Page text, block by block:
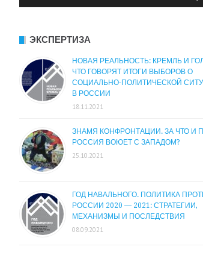
ЭКСПЕРТИЗА
НОВАЯ РЕАЛЬНОСТЬ: КРЕМЛЬ И
ЧТО ГОВОРЯТ ИТОГИ ВЫБОРОВ О
СОЦИАЛЬНО-ПОЛИТИЧЕСКОЙ
В РОССИИ
18.11.2021
ЗНАМЯ КОНФРОНТАЦИИ. ЗА ЧТО И
РОССИЯ ВОЮЕТ С ЗАПАДОМ?
25.10.2021
ГОД НАВАЛЬНОГО. ПОЛИТИКА
РОССИИ 2020 — 2021: СТРАТЕГИИ,
МЕХАНИЗМЫ И ПОСЛЕДСТВИЯ
08.09.2021